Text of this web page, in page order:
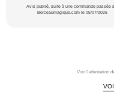
Avis publié, suite à une commande passée
Berceaumagique.com le 05/07/2026
Voir l'attestation